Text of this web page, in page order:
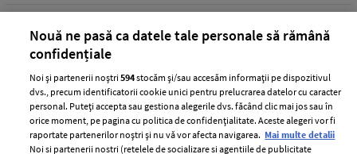
Nouă ne pasă ca datele tale personale să rămână
confidențiale
Noi și partenerii noștri594stocăm și/sau accesăm informații pe dispozitivul
dvs., precum identificatorii cookie unici pentru prelucrarea datelor cu caracter
personal. Puteți accepta sau gestiona alegerile dvs. făcând clic mai jos sau în
orice moment, pe pagina cu politica de confidențialitate. Aceste alegeri vor fi
raportate partenerilor noștri și nu vă vor afecta navigarea. Mai multe detalii
Noi si partenerii nostri (retelele de socializare si agentiile de publicitate